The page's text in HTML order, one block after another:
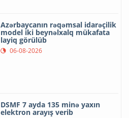
Azərbaycanın rəqəmsal idarəçilik
model iki beynəlxalq mükafata
layiq görülüb
06-08-2026
DSMF 7 ayda 135 minə yaxın
elektron arayış verib